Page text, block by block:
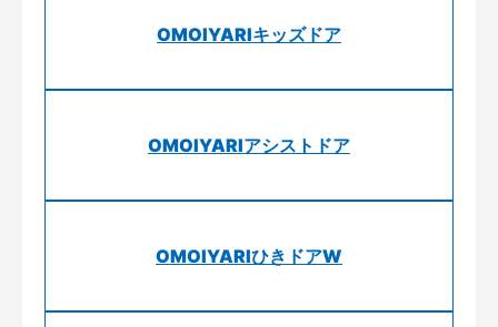
OMOIYARIキッズドア
OMOIYARIアシストドア
OMOIYARIひきドアW